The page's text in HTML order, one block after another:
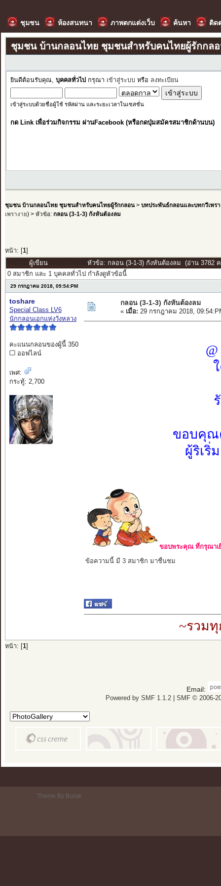
ชุมชน ห้องสนทนา ภาพตกแต่งเว็บ ค้นหา ติด
ชุมชน บ้านกลอนไทย ชุมชนสำหรับคนไทยผู้รักกล
ยินดีต้อนรับคุณ, บุคคลทั่วไป กรุณา เข้าสู่ระบบ หรือ ลงทะเบียน
เข้าสู่ระบบด้วยชื่อผู้ใช้ รหัสผ่าน และระยะเวลาในเซสชั่น
กด Link เพื่อร่วมกิจกรรม ผ่านFacebook (หรือกดปุ่มสมัครสมาชิกด้านบน)
ชุมชน บ้านกลอนไทย ชุมชนสำหรับคนไทยผู้รักกลอน> บทประพันธ์กลอนและบทกวีเพรา
เพรางาย) > หัวข้อ: กลอน (3-1-3) กังหันต้องลม
หน้า: [ 1]
ผู้เขียน
หัวข้อ: กลอน (3-1-3) กังหันต้องลม (อ่าน 3782 ค
0 สมาชิก และ 1 บุคคลทั่วไป กำลังดูหัวข้อนี้
29 กรกฎาคม 2018, 09:54:PM
toshare
Special Class LV6
นักกลอนเอกแห่งวังหลวง
คะแนนกลอนของผู้นี้ 350
ออฟไลน์
เพศ:
กระทู้: 2,700
กลอน (3-1-3) กังหันต้องลม
« เมื่อ: 29 กรกฎาคม 2018,
ขอบคุณ
ผู้ริเริ่
ขอบพระคุณ ที่กรุณาเ
ข้อความนี้ มี 3 สมาชิก มาชื่นชม
~รวมทุ
หน้า: [ 1]
Email:
Powered by SMF 1.1.2| SMF © 2006-
Theme By Burak